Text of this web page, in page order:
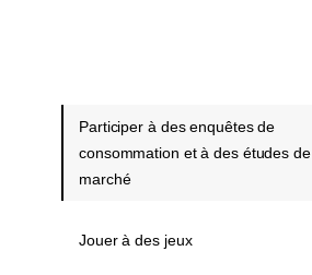
Participer à des enquêtes de
consommation et à des études de
marché
Jouer à des jeux